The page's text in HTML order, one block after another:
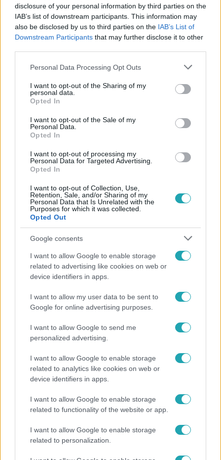
disclosure of your personal information by third parties on the
IAB’s list of downstream participants. This information may
also be disclosed by us to third parties on the IAB’s List of
Downstream Participants that may further disclose it to other
Please note that this website/app uses one or more Google
not limited to your visit or usage behaviour. You may click to
grant or deny consent to Google and its third-party tags to
use your data for below specified purposes in below Google
consent section.
Personal Data Processing Opt Outs
I want to opt-out of the Sharing of my
personal data.
Opted In
I want to opt-out of the Sale of my
Personal Data.
Opted In
I want to opt-out of processing my
Personal Data for Targeted Advertising.
Opted In
I want to opt-out of Collection, Use,
Retention, Sale, and/or Sharing of my
Personal Data that Is Unrelated with the
Purposes for which it was collected.
Opted Out
Google consents
I want to allow Google to enable storage
related to advertising like cookies on web or
device identifiers in apps.
I want to allow my user data to be sent to
Google for online advertising purposes.
I want to allow Google to send me
personalized advertising.
I want to allow Google to enable storage
related to analytics like cookies on web or
device identifiers in apps.
I want to allow Google to enable storage
related to functionality of the website or app.
I want to allow Google to enable storage
related to personalization.
#ANIKÓ SHOW #RTL GOLD #ANIKÓ #SHOW
#NÁDAI ANIKÓ #TALK SHOW #EGYÜTTÉLÉS
#BARÁTSÁG #SEGÍTSÉG
Népszerű
Otthagyta a rádiózást, most óceánjáró hajón
dolgozik Garami Gábor